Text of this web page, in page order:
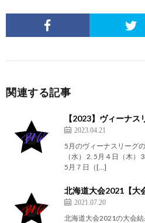
関連する記事
【2023】ヴィーナ
2023.04.21
5月のヴィーナスリーグ
（水） 2. 5月４日（木）
5月７日（[…]
北海道大会2021【大
2021.07.20
北海道大会2021の大会